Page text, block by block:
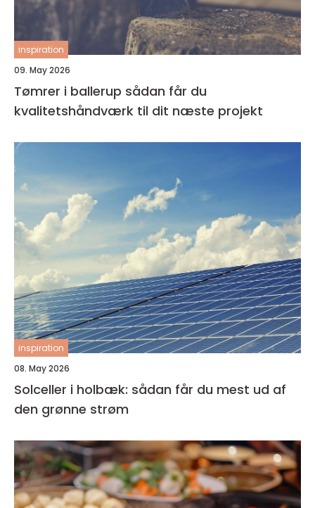
inspiration
09. May 2026
Tømrer i ballerup sådan får du
kvalitetshåndværk til dit næste projekt
inspiration
08. May 2026
Solceller i holbæk: sådan får du mest ud af
den grønne strøm